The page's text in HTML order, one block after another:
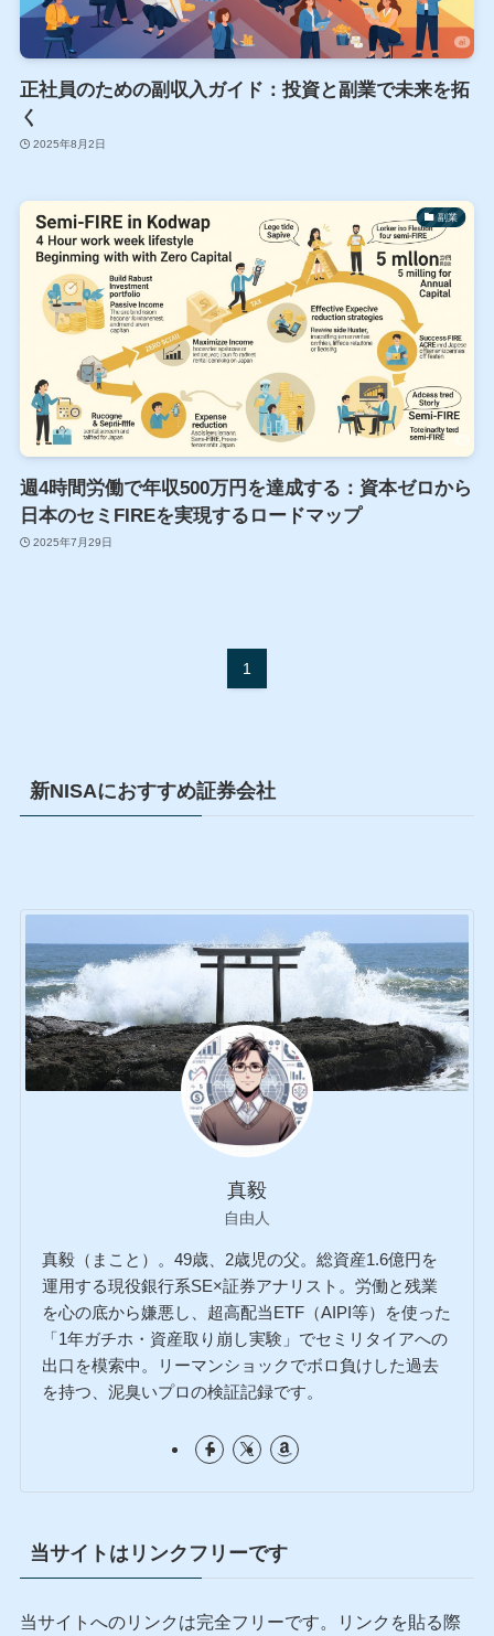
正社員のための副収入ガイド：投資と副業で未来を拓
く
2025年8月2日
副業
週4時間労働で年収500万円を達成する：資本ゼロから
日本のセミFIREを実現するロードマップ
2025年7月29日
1
新NISAにおすすめ証券会社
真毅
運用する現役銀行系SE×証券アナリスト。労働と残業
を心の底から嫌悪し、超高配当ETF（AIPI等）を使った
出口を模索中。リーマンショックでボロ負けした過去